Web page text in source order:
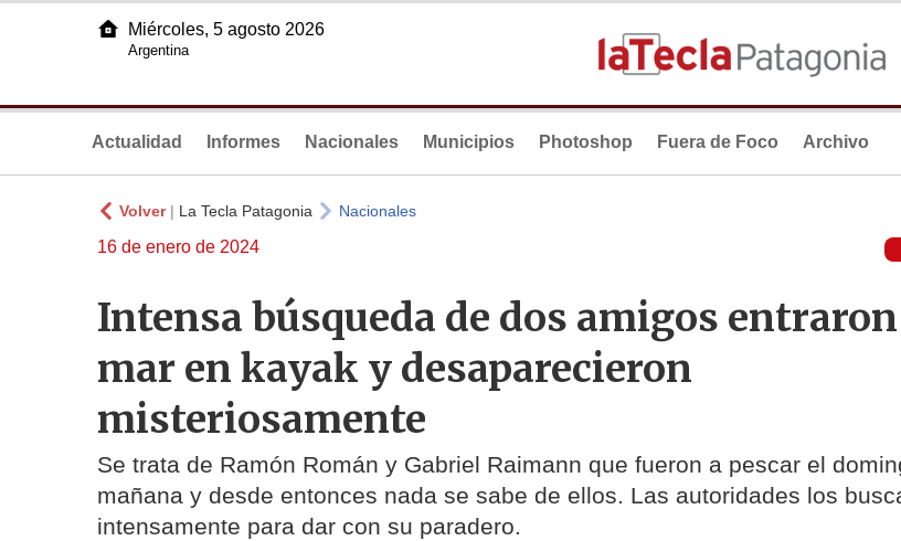
Miércoles, 5 agosto 2026
Argentina
Actualidad Informes Nacionales Municipios Photoshop Fuera de Foco Archivo
Volver| La Tecla Patagonia Nacionales
16 de enero de 2024
Intensa búsqueda de dos amigos
mar en kayak y desaparecieron
misteriosamente
Se trata de Ramón Román y Gabriel Raimann que fueron a pescar el
mañana y desde entonces nada se sabe de ellos. Las autoridades los
intensamente para dar con su paradero.